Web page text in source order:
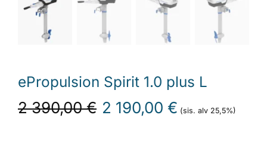
Asiakaskokemuksia
ePropulsion Spirit 1.0 plus L
2 390,00€ Alkuperäinen
hinta
2 190,00 € hinta
(sis. alv 25,5%)